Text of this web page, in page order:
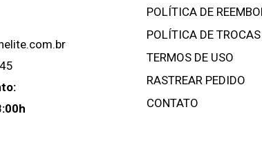
:00h
POLÍTICA DE
POLÍTICA DE TROCAS
TERMOS DE USO
RASTREAR PEDIDO
CONTATO